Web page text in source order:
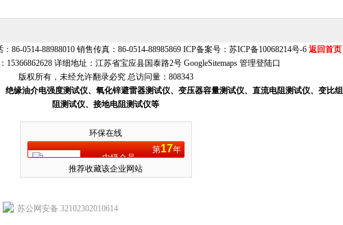
86-0514-88988010 销售传真：86-0514-88985869 ICP备案号： 苏ICP备10068214号-6 返回首页
15366862628 详细地址：江苏省宝应县国泰路2号 GoogleSitemaps 管理登陆口
版权所有，未经允许翻录必究 总访问量：808343
缘油介电强度测试仪、氧化锌避雷器测试仪、变压器容量测试仪、直流电阻测试仪、变比
阻测试仪、接地电阻测试仪等
环保在线
中级会员
第17年
推荐收藏该企业网站
苏公网安备 32102302010614